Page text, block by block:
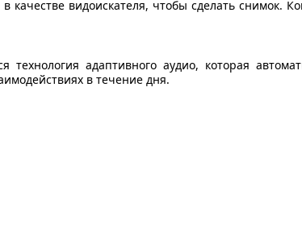
качестве видоискателя, чтобы сделать снимок.
адаптивного аудио, которая
в течение дня.